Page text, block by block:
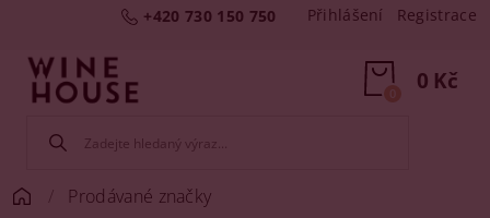
+420 730 150 750 Přihlášení Registrace
0 Kč
0
Prodávané značky